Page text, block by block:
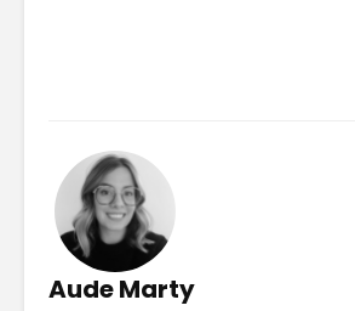
Aude Marty